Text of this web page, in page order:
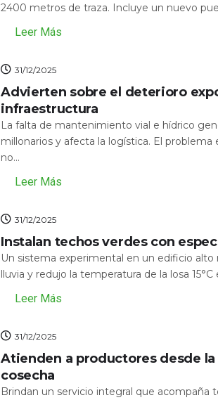
2400 metros de traza. Incluye un nuevo
Leer Más
31/12/2025
Advierten sobre el deterioro
infraestructura
La falta de mantenimiento vial e hídrico
millonarios y afecta la logística. El problema
no...
Leer Más
31/12/2025
Instalan techos verdes con
Un sistema experimental en un edificio alto
lluvia y redujo la temperatura de la losa 15°C
Leer Más
31/12/2025
Atienden a productores desde la
cosecha
Brindan un servicio integral que acompaña